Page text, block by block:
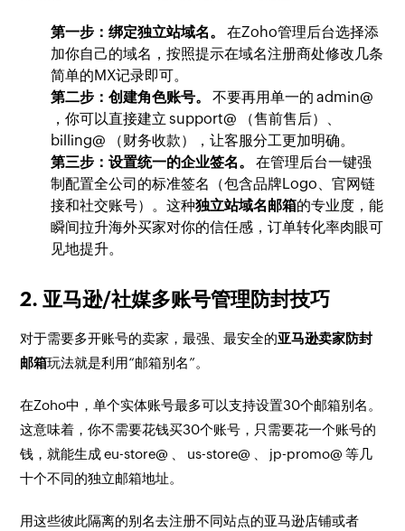
第一步：绑定独立站域名。
在Zoho管理后台选择添
加你自己的域名，按照提示在域名注册商处修改几条
简单的MX记录即可。
第二步：创建角色账号。
不要再用单一的 admin@
，你可以直接建立 support@ （售前售后）、
billing@ （财务收款），让客服分工更加明确。
第三步：设置统一的企业签名。
在管理后台一键强
制配置全公司的标准签名（包含品牌Logo、官网链
接和社交账号）。这种独立站域名邮箱的专业度，能
瞬间拉升海外买家对你的信任感，订单转化率肉眼可
见地提升。
2. 亚马逊/社媒多账号管理防封技巧
对于需要多开账号的卖家，最强、最安全的亚马逊卖家防封
邮箱玩法就是利用“邮箱别名”。
在Zoho中，单个实体账号最多可以支持设置30个邮箱别名。
这意味着，你不需要花钱买30个账号，只需要花一个账号的
钱，就能生成 eu-store@ 、 us-store@ 、 jp-promo@ 等几
十个不同的独立邮箱地址。
用这些彼此隔离的别名去注册不同站点的亚马逊店铺或者